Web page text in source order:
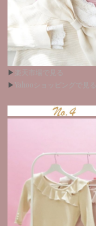
▶︎
楽天市場で見る
▶︎ Yahooショッピングで見る